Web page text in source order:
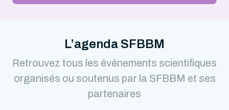
L’agenda SFBBM
Retrouvez tous les événements scientifiques
organisés ou soutenus par la SFBBM et ses
partenaires